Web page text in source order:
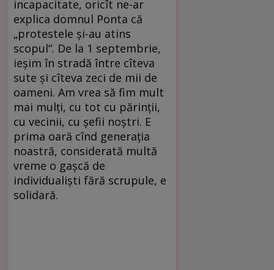
incapacitate, oricît ne-ar
explica domnul Ponta că
„protestele şi-au atins
scopul“. De la 1 septembrie,
ieşim în stradă între cîteva
sute şi cîteva zeci de mii de
oameni. Am vrea să fim mult
mai mulţi, cu tot cu părinţii,
cu vecinii, cu şefii noştri. E
prima oară cînd generaţia
noastră, considerată multă
vreme o gaşcă de
individualişti fără scrupule, e
solidară.